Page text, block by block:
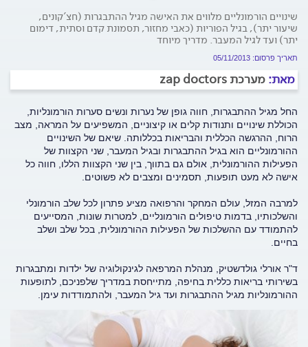
שינויים הורמונליים מלווים את האישה מגיל ההתבגרות (חצ'קונים,
שיעור יתר), בגיל הפוריות (כאבי מחזור, תסמונת קדם וסתית, דימום
יתר) ועד לגיל המעבר. מדריך מיוחד
תאריך פרסום: 05/11/2013
מאת: מערכת zap doctors
החל מגיל ההתבגרות, חווה גופן של נערות ונשים סערות הורמונליות,
הכוללת שינויים ותנודות קלים או קיצוניים, המשפיעים על המראה, מצב
הרוח, ההרגשה הכללית והבריאות בכללותה. שיאם של השינויים
ההורמונליים הוא בגיל ההתבגרות ובגיל המעבר, שני הקצוות של
הפעילות ההורמונלית, אולם גם בתווך, בין שני הקצוות הללו, חווה כל
אישה לא מעט תופעות, תסמינים ומצבים לא פשוטים.
למרבה המזל, עולם המחקר והרפואה מציע פתרון לכל שלב הורמונלי
והשלכותיו, בדמות טיפולים הורמונליים, למטרות שונות, המסייעים
להתמודד עם ההשלכות של הפעילות ההורמונלית, בכל שלב ושלב
בחיים.
ד"ר אורלי גולדשטיק, מנהלת המרפאה לגינקולוגיה של ילדות ומתבגרות
בשירותי בריאות כללית בחיפה, מתייחסת במדריך שלפניכם, לתופעות
ההורמונליות מגיל ההתבגרות ועד גיל המעבר, ולהתמודדות עימן.